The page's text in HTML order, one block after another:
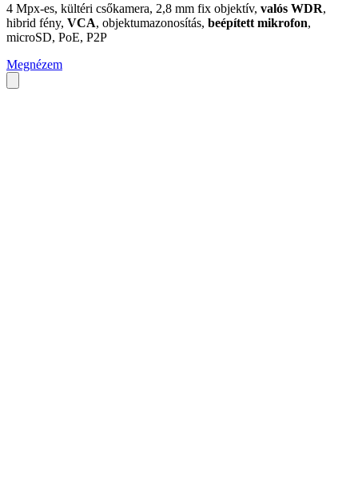
4 Mpx-es, kültéri csőkamera, 2,8 mm fix objektív, valós WDR,
hibrid fény, VCA, objektumazonosítás, beépített mikrofon,
microSD, PoE, P2P
Megnézem